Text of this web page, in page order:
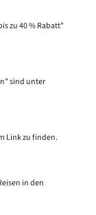
zu 40 % Rabatt"
sind unter
Link zu finden.
in den